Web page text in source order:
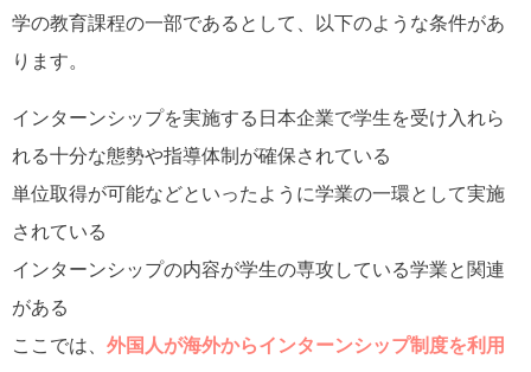
学の教育課程の一部であるとして、以下のような条件があ
ります。
インターンシップを実施する日本企業で学生を受け入れら
れる十分な態勢や指導体制が確保されている
単位取得が可能などといったように学業の一環として実施
されている
インターンシップの内容が学生の専攻している学業と関連
がある
ここでは、 外国人が海外からインターンシップ制度を利用